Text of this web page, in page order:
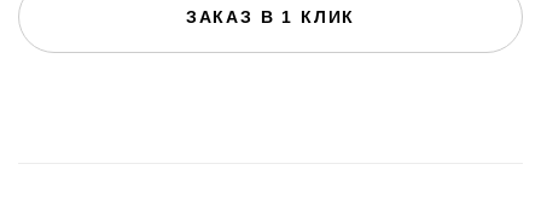
ЗАКАЗ В 1 КЛИК